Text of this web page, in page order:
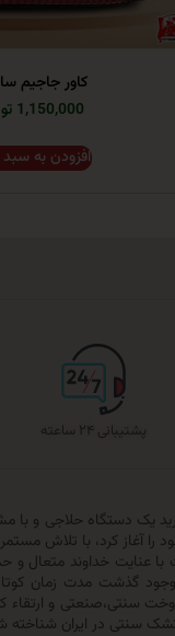
کاور جاجیم
1,150,000 تومان
افزودن به
پشتیبانی ۲۴ ساعته
آغاز کرد، با تلاش مستمر
عنایت خداوند متعال و
ارتقاء دهیم.با وجود گذشت مدت
سنتی،صنعتی و ارتقاء
تشک سنتی در ایران شناخته